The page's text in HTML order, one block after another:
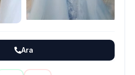
Ara